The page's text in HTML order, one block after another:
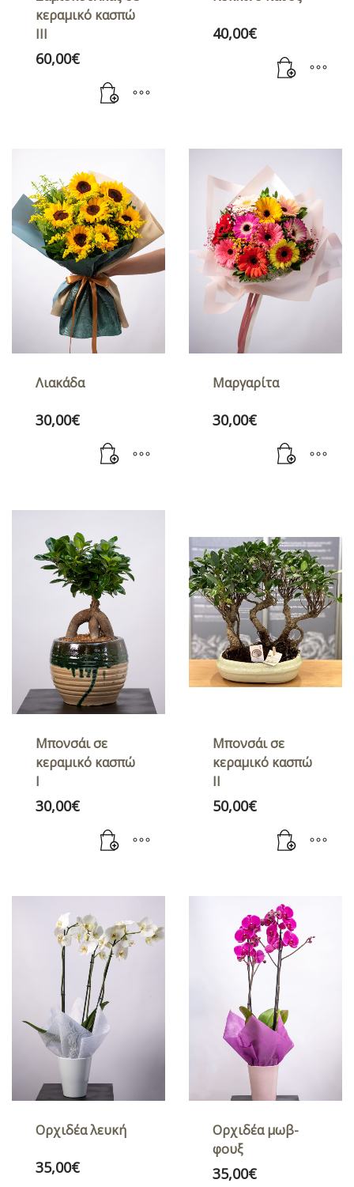
κεραμικό κασπώ
ΙII
60,00€
40,00€
Λιακάδα
30,00€
Μαργαρίτα
30,00€
Μπονσάι σε
κεραμικό κασπώ
I
30,00€
Μπονσάι σε
κεραμικό κασπώ
ΙΙ
50,00€
Ορχιδέα λευκή
35,00€
Ορχιδέα μωβ-
φουξ
35,00€